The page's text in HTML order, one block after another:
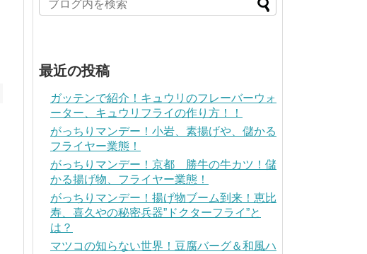
最近の投稿
ガッテンで紹介！キュウリのフレーバーウォ
ーター、キュウリフライの作り方！！
がっちりマンデー！小岩、素揚げや、儲かる
フライヤー業態！
がっちりマンデー！京都 勝牛の牛カツ！儲
かる揚げ物、フライヤー業態！
がっちりマンデー！揚げ物ブーム到来！恵比
寿、喜久やの秘密兵器”ドクターフライ”と
は？
マツコの知らない世界！豆腐バーグ＆和風ハ